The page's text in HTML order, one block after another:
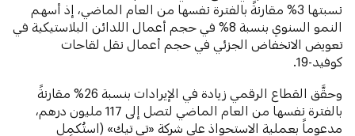
نسبتها 3% مقارنةً بالفترة نفسها من العام الماضي، إذ أسهم
النمو السنوي بنسبة 8% في حجم أعمال اللدائن البلاستيكية في
تعويض الانخفاض الجزئي في حجم أعمال نقل لقاحات
كوفيد-19.
وحقَّق القطاع الرقمي زيادة في الإيرادات بنسبة 26% مقارنةً
بالفترة نفسها من العام الماضي لتصل إلى 117 مليون درهم،
مدعوماً بعملية الاستحواذ على شركة «تي تيك» (استُكمِل